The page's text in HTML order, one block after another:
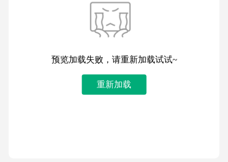
预览加载失败，请重新加载试试~
重新加载